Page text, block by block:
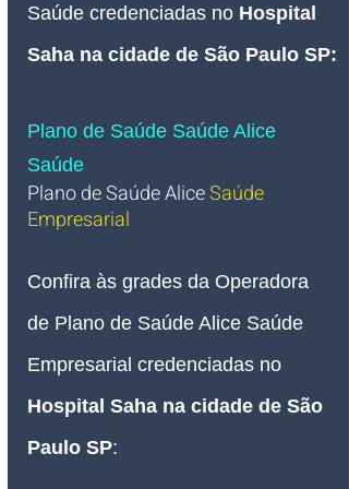
Saúde credenciadas no Hospital
Saha na cidade de São Paulo SP:
Plano de Saúde Saúde Alice
Saúde
Plano de Saúde Alice Saúde
Empresarial
Confira às grades da Operadora
de Plano de Saúde Alice Saúde
Empresarial credenciadas no
Hospital Saha na cidade de São
Paulo SP: